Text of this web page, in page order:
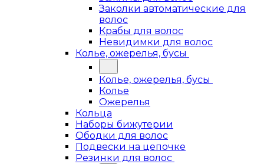
Заколки автоматические для
волос
Крабы для волос
Невидимки для волос
Колье, ожерелья, бусы
Колье, ожерелья, бусы
Колье
Ожерелья
Кольца
Наборы бижутерии
Ободки для волос
Подвески на цепочке
Резинки для волос